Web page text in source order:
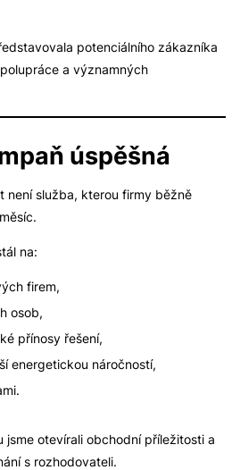
potenciálního zákazníka
a významných
úspěšná
není služba, kterou firmy běžně
na:
firem,
osob,
přínosy řešení,
energetickou náročností,
jsme otevírali obchodní příležitosti a
s rozhodovateli.